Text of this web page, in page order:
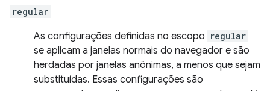
regular
As configurações definidas no escopo regular
se aplicam a janelas normais do navegador e são
herdadas por janelas anônimas, a menos que sejam
substituídas. Essas configurações são